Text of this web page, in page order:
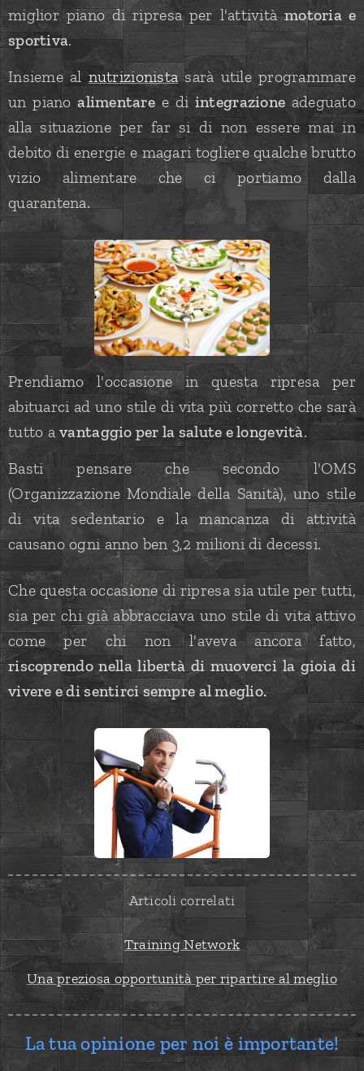
miglior piano di ripresa per l'attivitàmotoria e
sportiva.
Insieme alnutrizionistasarà utile programmare
un pianoalimentaree di integrazioneadeguato
alla situazione per far si di non essere mai in
debito di energie e magari togliere qualche brutto
vizio alimentare che ci portiamo dalla
quarantena.
Prendiamo l'occasione in questa ripresa per
abituarci ad uno stile di vita più corretto che sarà
tutto avantaggio per la salute e longevità.
Basti pensare che secondo l'OMS
(Organizzazione Mondiale della Sanità), uno stile
di vita sedentario e la mancanza di attività
causano ogni anno ben 3,2 milioni di decessi.
Che questa occasione di ripresa sia utile per tutti,
sia per chi già abbracciava uno stile di vita attivo
come per chi non l'aveva ancora fatto,
riscoprendo nella libertà di muoverci la gioia di
vivere e di sentirci sempre al meglio.
Articoli correlati
Training Network
Una preziosa opportunità per ripartire al meglio
La tua opinione per noi è importante!